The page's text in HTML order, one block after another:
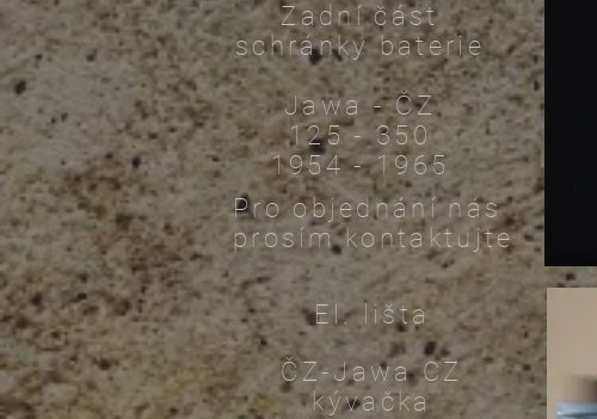
Zadní část
schránky baterie
Jawa - ČZ
125 - 350
1954 - 1965
Pro objednání nás
prosím kontaktujte
El. lišta
ČZ-Jawa CZ
kývačka